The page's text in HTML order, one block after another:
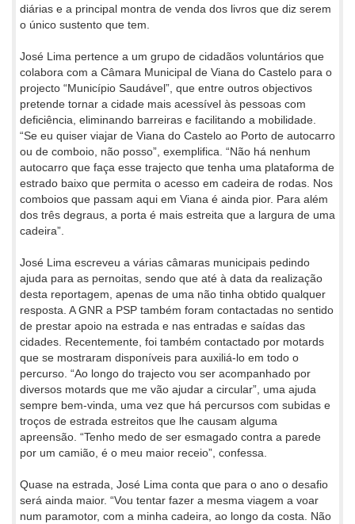
diárias e a principal montra de venda dos livros que diz serem
o único sustento que tem.
José Lima pertence a um grupo de cidadãos voluntários que
colabora com a Câmara Municipal de Viana do Castelo para o
projecto “Município Saudável”, que entre outros objectivos
pretende tornar a cidade mais acessível às pessoas com
deficiência, eliminando barreiras e facilitando a mobilidade.
“Se eu quiser viajar de Viana do Castelo ao Porto de autocarro
ou de comboio, não posso”, exemplifica. “Não há nenhum
autocarro que faça esse trajecto que tenha uma plataforma de
estrado baixo que permita o acesso em cadeira de rodas. Nos
comboios que passam aqui em Viana é ainda pior. Para além
dos três degraus, a porta é mais estreita que a largura de uma
cadeira”.
José Lima escreveu a várias câmaras municipais pedindo
ajuda para as pernoitas, sendo que até à data da realização
desta reportagem, apenas de uma não tinha obtido qualquer
resposta. A GNR a PSP também foram contactadas no sentido
de prestar apoio na estrada e nas entradas e saídas das
cidades. Recentemente, foi também contactado por motards
que se mostraram disponíveis para auxiliá-lo em todo o
percurso. “Ao longo do trajecto vou ser acompanhado por
diversos motards que me vão ajudar a circular”, uma ajuda
sempre bem-vinda, uma vez que há percursos com subidas e
troços de estrada estreitos que lhe causam alguma
apreensão. “Tenho medo de ser esmagado contra a parede
por um camião, é o meu maior receio”, confessa.
Quase na estrada, José Lima conta que para o ano o desafio
será ainda maior. “Vou tentar fazer a mesma viagem a voar
num paramotor, com a minha cadeira, ao longo da costa. Não